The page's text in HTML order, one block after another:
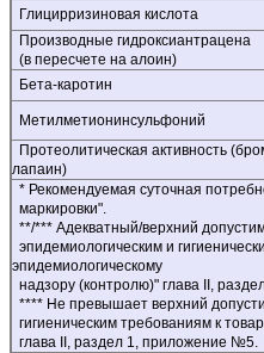
Глицирризиновая кислота
Производные гидроксиантрацена
(в пересчете на алоин)
Бета-каротин
Метилметионинсульфоний
Протеолитическая активность
лапаин)
* Рекомендуемая суточная
маркировки".
**/*** Адекватный/верхний
эпидемиологическим и
эпидемиологическому
надзору (контролю)" глава II,
**** Не превышает верхний
гигиеническим требованиям к
глава II, раздел 1, приложение №5.